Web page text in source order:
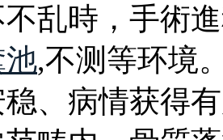
不乱時，手術
,不测等环境
、病情获得